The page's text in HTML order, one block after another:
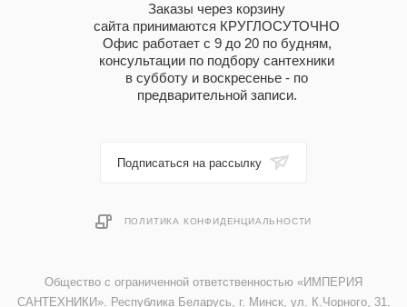
Заказы через корзину
сайта принимаются КРУГЛОСУТОЧНО
Офис работает с 9 до 20 по будням,
консультации по подбору сантехники
в субботу и воскресенье - по
предварительной записи.
Подписаться на рассылку
ПОЛИТИКА КОНФИДЕНЦИАЛЬНОСТИ
Общество с ограниченной ответственностью «ИМПЕРИЯ
САНТЕХНИКИ». Республика Беларусь, г. Минск, ул. К.Чорного, 31,